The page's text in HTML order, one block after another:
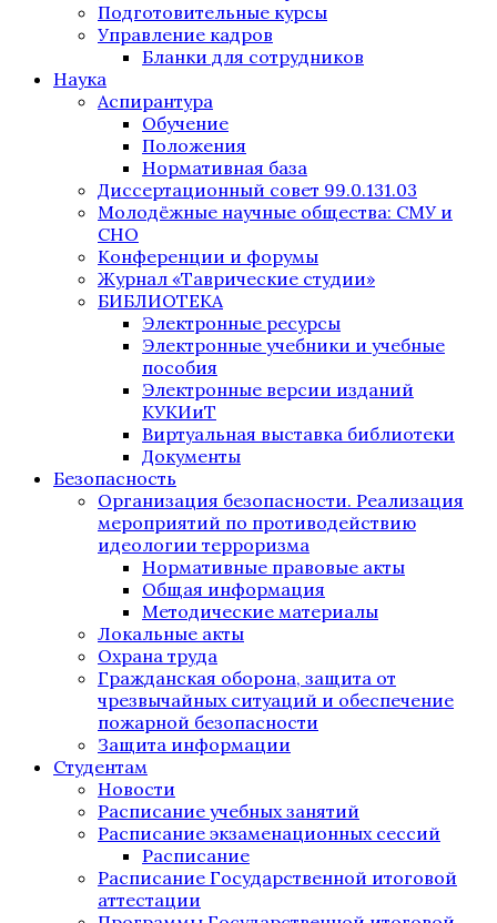
Подготовительные курсы
Управление кадров
Бланки для сотрудников
Наука
Аспирантура
Обучение
Положения
Нормативная база
Диссертационный совет 99.0.131.03
Молодёжные научные общества: СМУ и
СНО
Конференции и форумы
Журнал «Таврические студии»
БИБЛИОТЕКА
Электронные ресурсы
Электронные учебники и учебные
пособия
Электронные версии изданий
КУКИиТ
Виртуальная выставка библиотеки
Документы
Безопасность
Организация безопасности. Реализация
мероприятий по противодействию
идеологии терроризма
Нормативные правовые акты
Общая информация
Методические материалы
Локальные акты
Охрана труда
Гражданская оборона, защита от
чрезвычайных ситуаций и обеспечение
пожарной безопасности
Защита информации
Студентам
Новости
Расписание учебных занятий
Расписание экзаменационных сессий
Расписание
Расписание Государственной итоговой
аттестации